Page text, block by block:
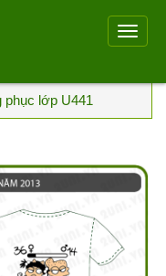
phục lớp U441